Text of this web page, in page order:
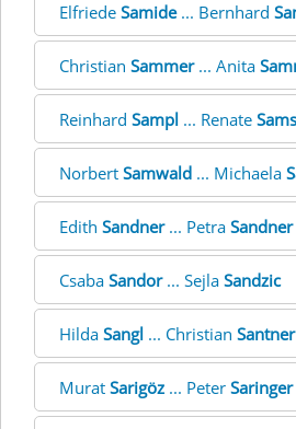
Elfriede Samide... Bernhard
Christian Sammer... Anita
Reinhard Sampl ... Renate Sams
Norbert Samwald ... Michaela
Edith Sandner... Petra Sandner
Csaba Sandor... Sejla Sandzic
Hilda Sangl ... Christian Santner
Murat Sarigöz ... Peter Saringer